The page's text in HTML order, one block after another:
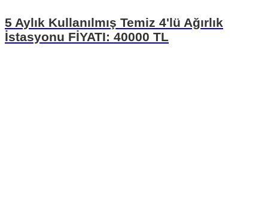
5 Aylık Kullanılmış Temiz 4'lü Ağırlık
İstasyonu FİYATI: 40000 TL